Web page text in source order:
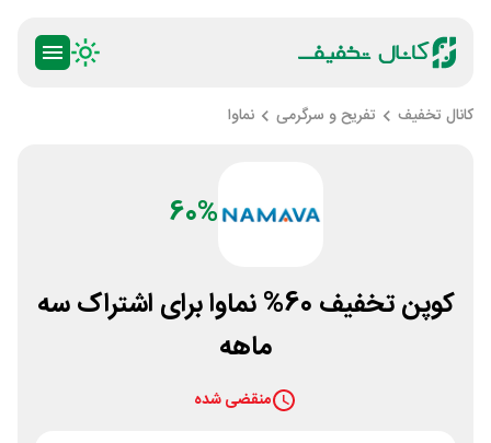
کانال تخفیف تفریح و سرگرمی نماوا
60%
کوپن تخفیف 60% نماوا برای اشتراک سه
ماهه
منقضی شده